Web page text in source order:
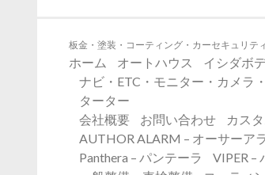
板金・塗装・コーティング・カーセキュリテ
ホーム オートハウス
イシダボ
ナビ・ETC・モニター・カメラ
ターター
会社概要
お問い合わせ カス
AUTHOR ALARM – オーサーア
Panthera – パンテーラ
VIPER –